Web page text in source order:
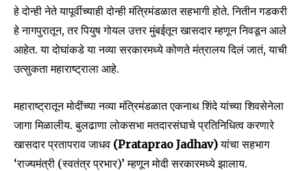
Join our community of
SUBSCRIBERS and be part of the
conversation.
हे दोन्ही नेते यापूर्वीच्याही दोन्ही मंत्रिमंडळात सहभागी होते. नितीन गडकरी
हे नागपुरातून, तर पियुष गोयल उत्तर मुंबईतून खासदार म्हणून निवडून आले
आहेत. या दोघांकडे या नव्या सरकारमध्ये कोणते मंत्रालय दिलं जातं, याची
उत्सुकता महाराष्ट्राला आहे.
महाराष्ट्रातून मोदींच्या नव्या मंत्रिमंडळात एकनाथ शिंदे यांच्या शिवसेनेला
जागा मिळालीय. बुलढाणा लोकसभा मतदारसंघाचे प्रतिनिधित्व करणारे
खासदार प्रतापराव जाधव (Prataprao Jadhav)यांचा सहभाग
‘राज्यमंत्री (स्वतंत्र प्रभार)’ म्हणून मोदी सरकारमध्ये झालाय.